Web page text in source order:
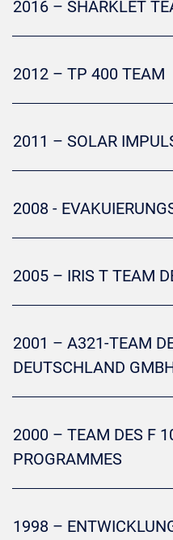
2016 – SHARKLET
2012 – TP 400 TEAM
2011 – SOLAR
2008 -
2005 – IRIS T TEAM
2001 – A321-TEAM
DEUTSCHLAND
2000 – TEAM DES F
PROGRAMMES
1998 –